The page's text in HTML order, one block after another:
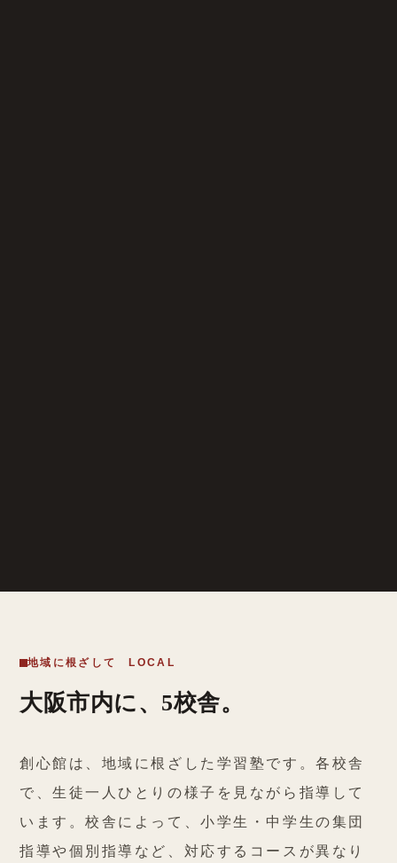
地域に根ざして LOCAL
大阪市内に、5校舎。
創心館は、地域に根ざした学習塾です。各校舎
で、生徒一人ひとりの様子を見ながら指導して
います。校舎によって、小学生・中学生の集団
指導や個別指導など、対応するコースが異なり